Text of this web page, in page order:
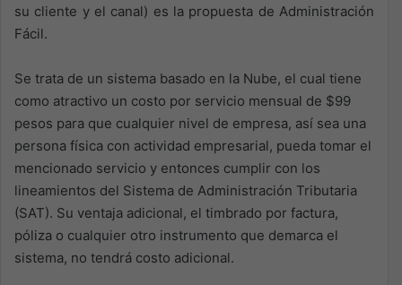
su cliente y el canal) es la propuesta de Administración
Fácil.
Se trata de un sistema basado en la Nube, el cual tiene
como atractivo un costo por servicio mensual de $99
pesos para que cualquier nivel de empresa, así sea una
persona física con actividad empresarial, pueda tomar el
mencionado servicio y entonces cumplir con los
lineamientos del Sistema de Administración Tributaria
(SAT). Su ventaja adicional, el timbrado por factura,
póliza o cualquier otro instrumento que demarca el
sistema, no tendrá costo adicional.